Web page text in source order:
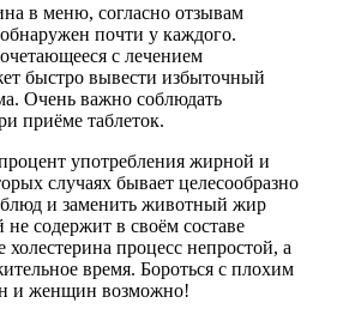
в меню, согласно отзывам
почти у каждого.
с лечением
быстро вывести избыточный
Очень важно соблюдать
приёме таблеток.
употребления жирной и
случаях бывает целесообразно
блюд и заменить животный жир
содержит в своём составе
процесс непростой, а
время. Бороться с плохим
и женщин возможно!